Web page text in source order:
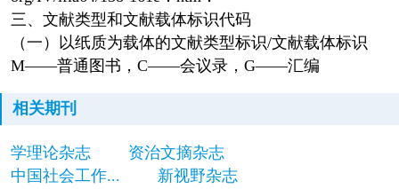
三、文献类型和文献载体标识代码
（一）以纸质为载体的文献类型标识/文献载体标识
M——普通图书，C——会议录，G——汇编
相关期刊
学理论杂志
资治文摘杂志
中国社会工作...
新视野杂志